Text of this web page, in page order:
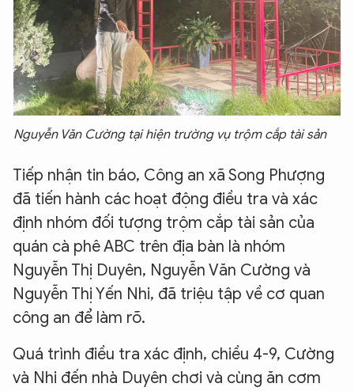
Nguyễn Văn Cường tại hiện trường vụ trộm cắp tài sản
Tiếp nhận tin báo, Công an xã Song Phượng
đã tiến hành các hoạt động điều tra và xác
định nhóm đối tượng trộm cắp tài sản của
quán cà phê ABC trên địa bàn là nhóm
Nguyễn Thị Duyên, Nguyễn Văn Cường và
Nguyễn Thị Yến Nhi, đã triệu tập về cơ quan
công an để làm rõ.
Quá trình điều tra xác định, chiều 4-9, Cường
và Nhi đến nhà Duyên chơi và cùng ăn cơm